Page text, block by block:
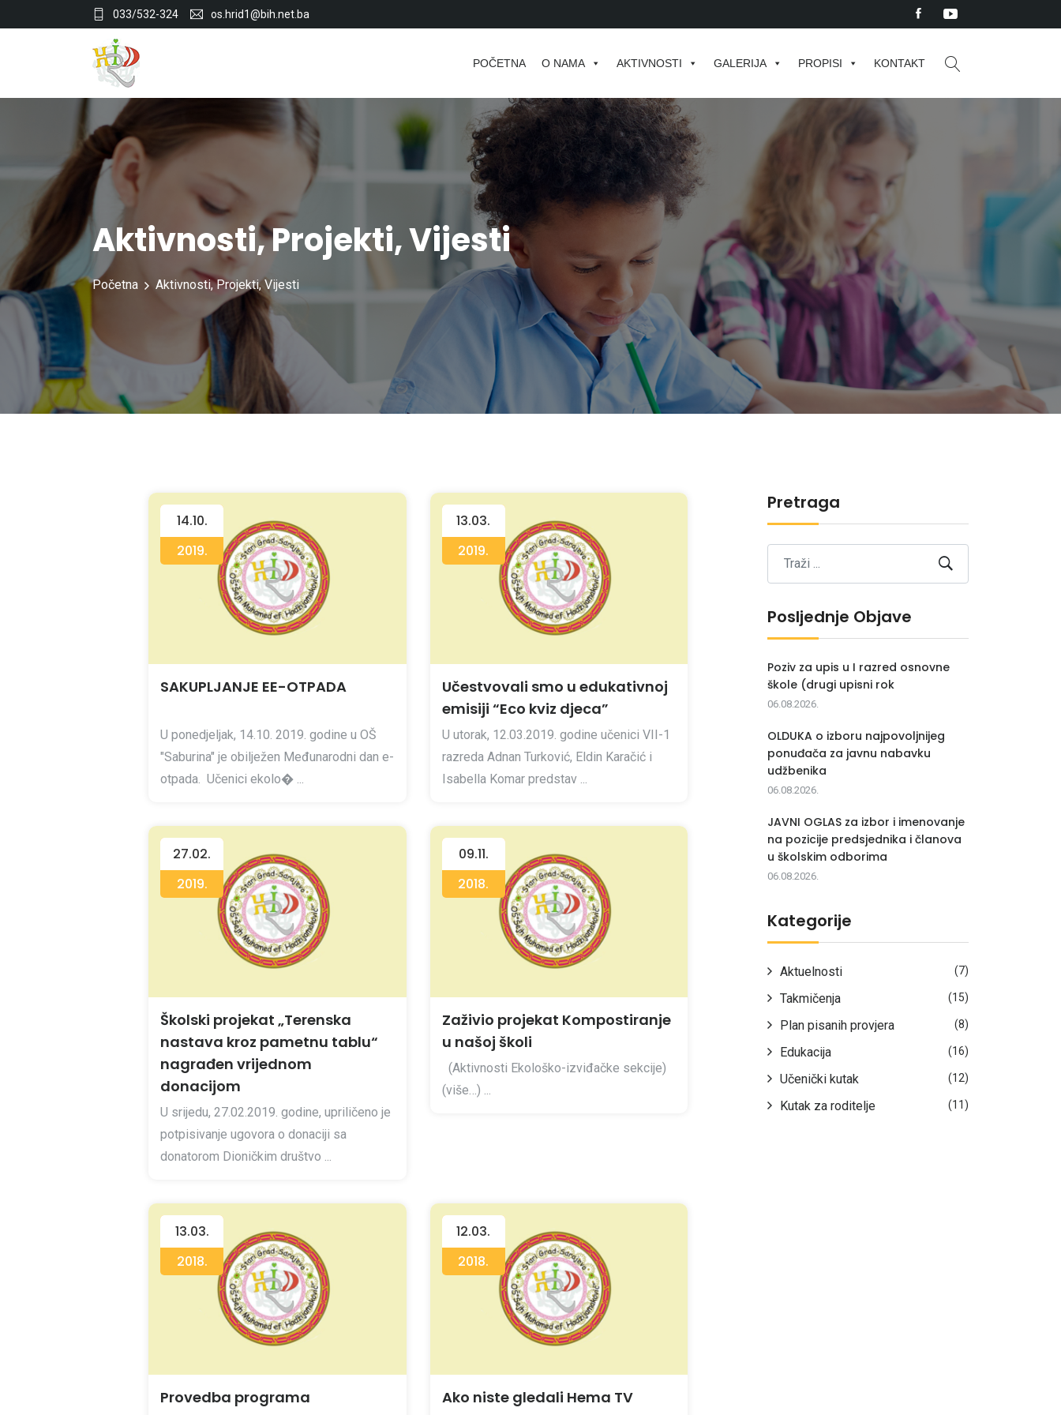
033/532-324 os.hrid1@bih.net.ba
POČETNA O NAMA AKTIVNOSTI GALERIJA PROPISI KONTAKT
Aktivnosti,Projekti,Vijesti
Početna Aktivnosti,Projekti,Vijesti
14.10.
2019.
SAKUPLJANJE EE-OTPADA
U ponedjeljak, 14.10. 2019. godine u OŠ
"Saburina" je obilježen Međunarodni dan e-
otpada. Učenici ekolo� ...
13.03.
2019.
Učestvovali smo u edukativnoj
emisiji “Eco kviz djeca”
U utorak, 12.03.2019. godine učenici VII-1
razreda Adnan Turković, Eldin Karačić i
Isabella Komar predstav ...
27.02.
2019.
Školski projekat „Terenska
nastava kroz pametnu tablu“
nagrađen vrijednom
donacijom
U srijedu, 27.02.2019. godine, upriličeno je
potpisivanje ugovora o donaciji sa
donatorom Dioničkim društvo ...
09.11.
2018.
Zaživio projekat Kompostiranje
u našoj školi
(Aktivnosti Ekološko-izviđačke sekcije)
(više…) ...
13.03.
2018.
Provedba programa
12.03.
2018.
Ako niste gledali Hema TV
Pretraga
Posljednje Objave
Poziv za upis u I razred osnovne
škole (drugi upisni rok
06.08.2026.
OLDUKA o izboru najpovoljnijeg
ponuđača za javnu nabavku
udžbenika
06.08.2026.
JAVNI OGLAS za izbor i imenovanje
na pozicije predsjednika i članova
u školskim odborima
06.08.2026.
Kategorije
Aktuelnosti (7)
Takmičenja (15)
Plan pisanih provjera (8)
Edukacija (16)
Učenički kutak (12)
Kutak za roditelje (11)